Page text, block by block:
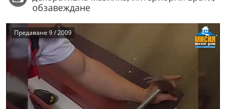
обзавеждане
Предаване 9 / 2009